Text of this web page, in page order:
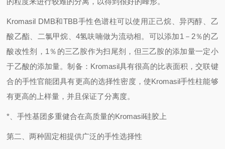
Kromasil DMB和TBB手性色谱柱可以使用正己烷、异丙醇、乙
酸乙酯、二氯甲烷、4氢呋喃做为流动相。可以添加1－2％的乙
酸改性剂，1％的三乙胺作为扫尾剂，但三乙胺的添加量一定小
于乙酸的添加量。制备：Kromasil具有很高的比表面积，交联键
合的手性官能团具有更高的选择性密度，使Kromasil手性柱能够
有更高的上样量，并且保证了分离度。
*、手性基团多重健合在高质量的Kromasil硅胶上
第二、两种固定相提供广泛的手性选择性